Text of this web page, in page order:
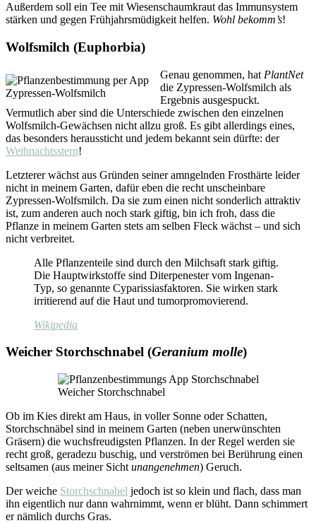
Außerdem soll ein Tee mit Wiesenschaumkraut das Immunsystem
stärken und gegen Frühjahrsmüdigkeit helfen. Wohl bekomm’s!
Wolfsmilch (Euphorbia)
Zypressen-Wolfsmilch
Genau genommen, hat PlantNet
die Zypressen-Wolfsmilch als
Ergebnis ausgespuckt.
Vermutlich aber sind die Unterschiede zwischen den einzelnen
Wolfsmilch-Gewächsen nicht allzu groß. Es gibt allerdings eines,
das besonders heraussticht und jedem bekannt sein dürfte: der
Weihnachtsstern!
Letzterer wächst aus Gründen seiner amngelnden Frosthärte leider
nicht in meinem Garten, dafür eben die recht unscheinbare
Zypressen-Wolfsmilch. Da sie zum einen nicht sonderlich attraktiv
ist, zum anderen auch noch stark giftig, bin ich froh, dass die
Pflanze in meinem Garten stets am selben Fleck wächst – und sich
nicht verbreitet.
Alle Pflanzenteile sind durch den Milchsaft stark giftig.
Die Hauptwirkstoffe sind Diterpenester vom Ingenan-
Typ, so genannte Cyparissiasfaktoren. Sie wirken stark
irritierend auf die Haut und tumorpromovierend.
Wikipedia
Weicher Storchschnabel (Geranium molle)
Weicher Storchschnabel
Ob im Kies direkt am Haus, in voller Sonne oder Schatten,
Storchschnäbel sind in meinem Garten (neben unerwünschten
Gräsern) die wuchsfreudigsten Pflanzen. In der Regel werden sie
recht groß, geradezu buschig, und verströmen bei Berührung einen
seltsamen (aus meiner Sicht unangenehmen) Geruch.
Der weiche Storchschnabel jedoch ist so klein und flach, dass man
ihn eigentlich nur dann wahrnimmt, wenn er blüht. Dann schimmert
er nämlich durchs Gras.